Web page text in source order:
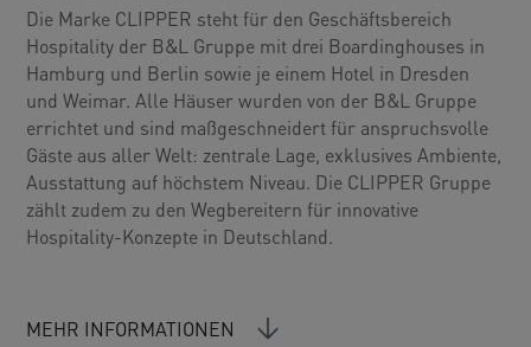
Die Marke CLIPPER steht für den Geschäftsbereich
Hospitality der B&L Gruppe mit drei Boardinghouses in
Hamburg und Berlin sowie je einem Hotel in Dresden
und Weimar. Alle Häuser wurden von der B&L Gruppe
errichtet und sind maßgeschneidert für anspruchsvolle
Gäste aus aller Welt: zentrale Lage, exklusives Ambiente,
Ausstattung auf höchstem Niveau. Die CLIPPER Gruppe
zählt zudem zu den Wegbereitern für innovative
Hospitality-Konzepte in Deutschland.
MEHR INFORMATIONEN